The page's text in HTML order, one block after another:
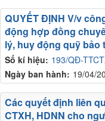
Số kí hiệu: 193/QĐ-
Ngày ban hành: 19/04/
QUYẾT ĐỊNH V/v
động hợp đồng
lý, huy động quỹ bảo
Các quyết định liên
CTXH, HDNN cho